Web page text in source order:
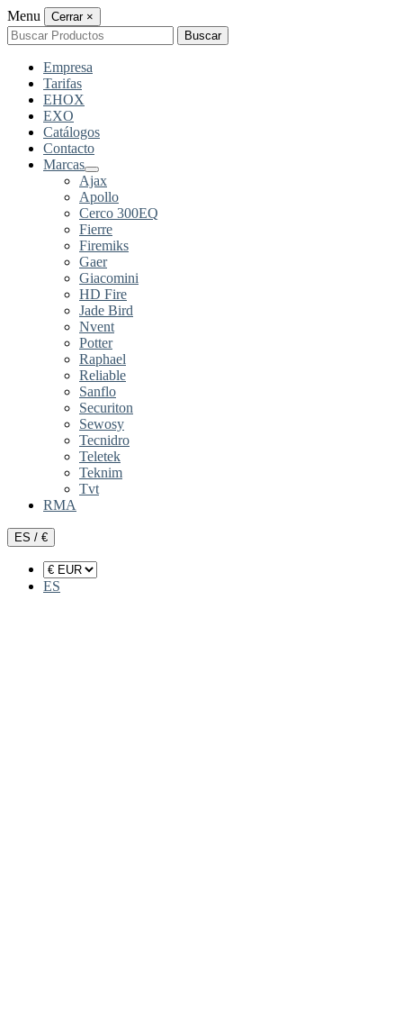
Menu Cerrar ×
Buscar
por:
Buscar
Empresa
Tarifas
EHOX
EXO
Catálogos
Contacto
Marcas
Ajax
Apollo
Cerco 300EQ
Fierre
Firemiks
Gaer
Giacomini
HD Fire
Jade Bird
Nvent
Potter
Raphael
Reliable
Sanflo
Securiton
Sewosy
Tecnidro
Teletek
Teknim
Tvt
RMA
ES / €
ES